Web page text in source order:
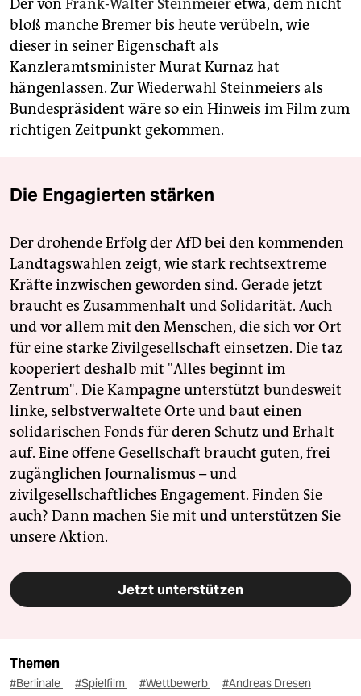
Der von Frank-Walter Steinmeieretwa, dem nicht
bloß manche Bremer bis heute verübeln, wie
dieser in seiner Eigenschaft als
Kanzleramtsminister Murat Kurnaz hat
hängenlassen. Zur Wiederwahl Steinmeiers als
Bundespräsident wäre so ein Hinweis im Film zum
richtigen Zeitpunkt gekommen.
Die Engagierten stärken
Der drohende Erfolg der AfD bei den kommenden
Landtagswahlen zeigt, wie stark rechtsextreme
Kräfte inzwischen geworden sind. Gerade jetzt
braucht es Zusammenhalt und Solidarität. Auch
und vor allem mit den Menschen, die sich vor Ort
für eine starke Zivilgesellschaft einsetzen. Die taz
kooperiert deshalb mit "Alles beginnt im
Zentrum". Die Kampagne unterstützt bundesweit
linke, selbstverwaltete Orte und baut einen
solidarischen Fonds für deren Schutz und Erhalt
auf. Eine offene Gesellschaft braucht guten, frei
zugänglichen Journalismus – und
zivilgesellschaftliches Engagement. Finden Sie
auch? Dann machen Sie mit und unterstützen Sie
unsere Aktion.
Jetzt unterstützen
Themen
#Berlinale #Spielfilm #Wettbewerb
#Andreas Dresen